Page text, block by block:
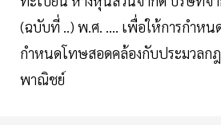
(ฉบับที่ ..) พ.ศ. .... เพื่อให้การกำห
กำหนดโทษสอดคล้องกับประมวลก
พาณิชย์